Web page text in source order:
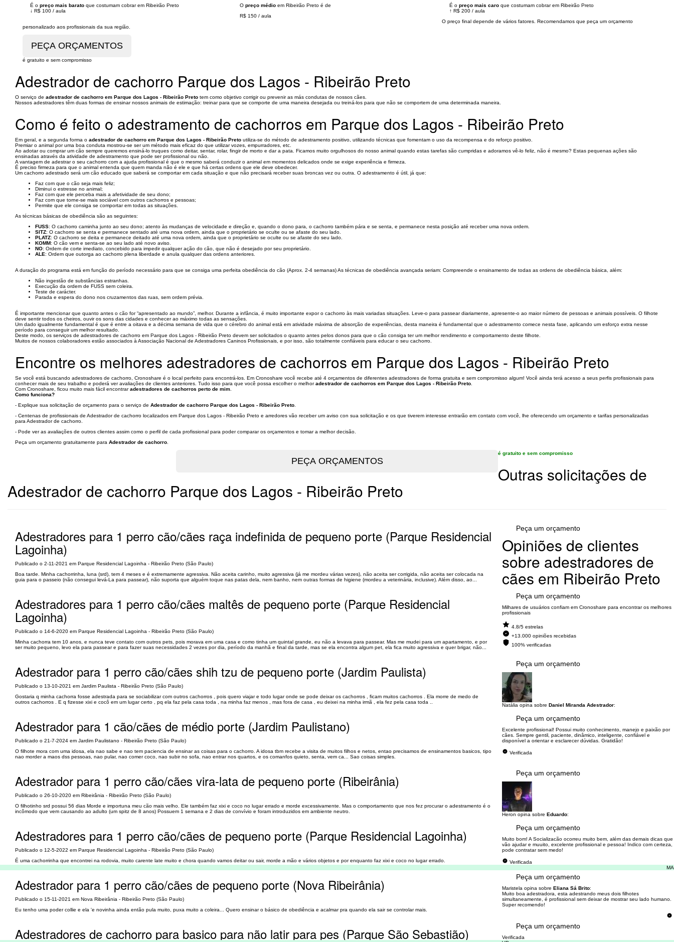
É o preço mais barato que costumam cobrar em Ribeirão Preto
↓ R$ 100 / aula
O preço médio em Ribeirão Preto é de
R$ 150 / aula
É o preço mais caro que costumam cobrar em Ribeirão Preto
↑ R$ 200 / aula
O preço final depende de vários fatores. Recomendamos que peça um orçamento
personalizado aos profissionais da sua região.
é gratuito e sem compromisso
Adestrador de cachorro Parque dos Lagos - Ribeirão Preto
O serviço de adestrador de cachorro em Parque dos Lagos - Ribeirão Preto tem como objetivo corrigir ou prevenir as más condutas de nossos cães.
Nossos adestradores têm duas formas de ensinar nossos animais de estimação: treinar para que se comporte de uma maneira desejada ou treiná-los para que não se comportem de uma determinada maneira.
Como é feito o adestramento de cachorros em Parque dos Lagos - Ribeirão Preto
Em geral, e a segunda forma o adestrador de cachorro em Parque dos Lagos - Ribeirão Preto utiliza-se do método de adestramento positivo, utilizando técnicas que fomentam o uso da recompensa e do reforço positivo.
Premiar o animal por uma boa conduta mostrou-se ser um método mais eficaz do que utilizar vozes, empurradores, etc.
Ao adotar ou comprar um cão sempre queremos ensiná-lo truques como deitar, sentar, rolar, fingir de morto e dar a pata. Ficamos muito orgulhosos do nosso animal quando estas tarefas são cumpridas e adoramos vê-lo feliz, não é mesmo? Estas pequenas ações são
ensinadas através da atividade de adestramento que pode ser profissional ou não.
A vantagem de adestrar o seu cachorro com a ajuda profissional é que o mesmo saberá conduzir o animal em momentos delicados onde se exige experiência e firmeza.
É preciso firmeza para que o animal entenda que quem manda não é ele e que há certas ordens que ele deve obedecer.
Um cachorro adestrado será um cão educado que saberá se comportar em cada situação e que não precisará receber suas broncas vez ou outra. O adestramento é útil, já que:
Faz com que o cão seja mais feliz;
Diminui o estresse no animal;
Faz com que ele perceba mais a afetividade de seu dono;
Faz com que torne-se mais sociável com outros cachorros e pessoas;
Permite que ele consiga se comportar em todas as situações.
As técnicas básicas de obediência são as seguintes:
FUSS: O cachorro caminha junto ao seu dono; atento às mudanças de velocidade e direção e, quando o dono para, o cachorro também pára e se senta, e permanece nesta posição até receber uma nova ordem.
SITZ: O cachorro se senta e permanece sentado até uma nova ordem, ainda que o proprietário se oculte ou se afaste do seu lado.
PLATZ: O cachorro se deita e permanece deitado até uma nova ordem, ainda que o proprietário se oculte ou se afaste do seu lado.
KOMM: O cão vem e senta-se ao seu lado até novo aviso.
NO: Ordem de corte imediato, concebido para impedir qualquer ação do cão, que não é desejado por seu proprietário.
ALE: Ordem que outorga ao cachorro plena liberdade e anula qualquer das ordens anteriores.
A duração do programa está em função do período necessário para que se consiga uma perfeita obediência do cão (Aprox. 2-4 semanas) As técnicas de obediência avançada seriam: Compreende o ensinamento de todas as ordens de obediência básica, além:
Não ingestão de substâncias estranhas.
Execução da ordem de FUSS sem coleira.
Teste de carácter.
Parada e espera do dono nos cruzamentos das ruas, sem ordem prévia.
É importante mencionar que quanto antes o cão for “apresentado ao mundo”, melhor. Durante a infância, é muito importante expor o cachorro às mais variadas situações. Leve-o para passear diariamente, apresente-o ao maior número de pessoas e animais possíveis. O filhote
deve sentir todos os cheiros, ouvir os sons das cidades e conhecer ao máximo todas as sensações.
Um dado igualmente fundamental é que é entre a oitava e a décima semana de vida que o cérebro do animal está em atividade máxima de absorção de experiências, desta maneira é fundamental que o adestramento comece nesta fase, aplicando um esforço extra nesse
período para conseguir um melhor resultado.
Deste modo, os serviços de adestradores de cachorro em Parque dos Lagos - Ribeirão Preto devem ser solicitados o quanto antes pelos donos para que o cão consiga ter um melhor rendimento e comportamento deste filhote.
Muitos de nossos colaboradores estão associados à Associação Nacional de Adestradores Caninos Profissionais, e por isso, são totalmente confiáveis para educar o seu cachorro.
Encontre os melhores adestradores de cachorros em Parque dos Lagos - Ribeirão Preto
Se você está buscando adestradores de cachorro, Cronoshare é o local perfeito para encontrá-los. Em Cronoshare você recebe até 4 orçamentos de diferentes adestradores de forma gratuita e sem compromisso algum! Você ainda terá acesso a seus perfis profissionais para
conhecer mais de seu trabalho e poderá ver avaliações de clientes anteriores. Tudo isso para que você possa escolher o melhoradestrador de cachorros em Parque dos Lagos - Ribeirão Preto
Com Cronoshare, ficou muito mais fácil encontraradestradores de cachorros perto de mim
Como funciona?
- Explique sua solicitação de orçamento para o serviço de Adestrador de cachorro Parque dos Lagos - Ribeirão Preto
- Centenas de profissionais de Adestrador de cachorro localizados em Parque dos Lagos - Ribeirão Preto e arredores vão receber um aviso con sua solicitação e os que tiverem interesse entrarão em contato com você, lhe oferecendo um orçamento e tarifas personalizadas
para Adestrador de cachorro.
- Pode ver as avaliações de outros clientes assim como o perfil de cada profissional para poder comparar os orçamentos e tomar a melhor decisão.
Peça um orçamento gratuitamente para Adestrador de cachorro
é gratuito e sem compromisso
Outras solicitações de
Adestrador de cachorro Parque dos Lagos - Ribeirão Preto
Adestradores para 1 perro cão/cães raça indefinida de pequeno porte (Parque Residencial
Lagoinha)
Publicado o 2-11-2021 em Parque Residencial Lagoinha - Ribeirão Preto (São Paulo)
Boa tarde. Minha cachorrinha, luna (srd), tem 4 meses e é extremamente agressiva. Não aceita carinho, muito agressiva (já me mordeu várias vezes), não aceita ser corrigida, não aceita ser colocada na
guia para o passeio (não consegui levá-La para passear), não suporta que alguém toque nas patas dela, nem banho, nem outras formas de higiene (mordeu a veterinária, inclusive). Além disso, ao...
Peça um orçamento
Adestradores para 1 perro cão/cães maltês de pequeno porte (Parque Residencial
Lagoinha)
Publicado o 14-6-2020 em Parque Residencial Lagoinha - Ribeirão Preto (São Paulo)
Minha cachorra tem 10 anos, e nunca teve contato com outros pets, pois morava em uma casa e como tinha um quintal grande, eu não a levava para passear. Mas me mudei para um apartamento, e por
ser muito pequeno, levo ela para passear e para fazer suas necessidades 2 vezes por dia, período da manhã e final da tarde, mas se ela encontra algum pet, ela fica muito agressiva e quer brigar, não...
Peça um orçamento
Adestrador para 1 perro cão/cães shih tzu de pequeno porte (Jardim Paulista)
Publicado o 13-10-2021 em Jardim Paulista - Ribeirão Preto (São Paulo)
Gostaria q minha cachorra fosse adestrada para se sociabilizar com outros cachorros , pois quero viajar e todo lugar onde se pode deixar os cachorros , ficam muitos cachorros . Ela morre de medo de
outros cachorros . E q fizesse xixi e cocô em um lugar certo , pq ela faz pela casa toda , na minha faz menos , mas fora de casa , eu deixei na minha irmã , ela fez pela casa toda ..
Peça um orçamento
Adestrador para 1 cão/cães de médio porte (Jardim Paulistano)
Publicado o 21-7-2024 em Jardim Paulistano - Ribeirão Preto (São Paulo)
O filhote mora com uma idosa, ela nao sabe e nao tem paciencia de ensinar as coisas para o cachorro. A idosa tbm recebe a visita de muitos filhos e netos, entao precisamos de ensinamentos basicos, tipo
nao morder a maos dss pessoas, nao pular, nao comer coco, nao subir no sofa, nao entrar nos quartos, e os comanfos quieto, senta, vem ca... Sao coisas simples.
Peça um orçamento
Adestrador para 1 perro cão/cães vira-lata de pequeno porte (Ribeirânia)
Publicado o 26-10-2020 em Ribeirânia - Ribeirão Preto (São Paulo)
O filhotinho srd possui 56 dias Morde e importuna meu cão mais velho. Ele também faz xixi e coco no lugar errado e morde excessivamente. Mas o comportamento que nos fez procurar o adestramento é o
incômodo que vem causando ao adulto (um spitz de 8 anos) Possuem 1 semana e 2 dias de convívio e foram introduzidos em ambiente neutro.
Peça um orçamento
Adestradores para 1 perro cão/cães de pequeno porte (Parque Residencial Lagoinha)
Publicado o 12-5-2022 em Parque Residencial Lagoinha - Ribeirão Preto (São Paulo)
É uma cachorrinha que encontrei na rodovia, muito carente late muito e chora quando vamos deitar ou sair, morde a mão e vários objetos e por enquanto faz xixi e coco no lugar errado.
Peça um orçamento
Adestrador para 1 perro cão/cães de pequeno porte (Nova Ribeirânia)
Publicado o 15-11-2021 em Nova Ribeirânia - Ribeirão Preto (São Paulo)
Eu tenho uma poder collie e ela 'e novinha ainda então pula muito, puxa muito a coleira... Quero ensinar o básico de obediência e acalmar pra quando ela sair se controlar mais.
Peça um orçamento
Adestradores de cachorro para basico para não latir para pes (Parque São Sebastião) Peça um orçamento
Opiniões de clientes
sobre adestradores de
cães em Ribeirão Preto
Milhares de usuários confiam em Cronoshare para encontrar os melhores
profissionais
4.8/5 estrelas
+13.000 opiniões recebidas
100% verificadas
Natália opina sobre Daniel Miranda Adestrador:
Excelente profissional! Possui muito conhecimento, manejo e paixão por
cães. Sempre gentil, paciente, dinâmico, inteligente, confiável e
disponível a orientar e esclarecer dúvidas. Gratidão!
Verificada
Heron opina sobre Eduardo:
Muito bom! A Socializacão ocorreu muito bem, além das demais dicas que
vão ajudar e muuito, excelente profissional e pessoa! Indico com certeza,
pode contratar sem medo!
Verificada
MA
Maristela opina sobre Eliana Sá Brito:
Muito boa adestradora, esta adestrando meus dois filhotes
simultaneamente, é profissional sem deixar de mostrar seu lado humano.
Super recomendo!
Verificada